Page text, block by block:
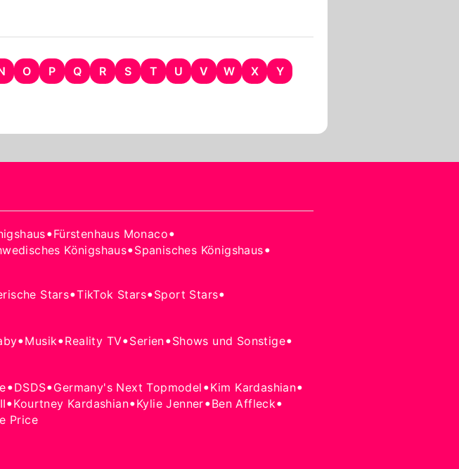
O P Q R S T U V W X
Y
•Fürstenhaus Monaco•
Königshaus•Spanisches Königshaus•
Stars•TikTok Stars•Sport Stars•
•Musik•Reality TV•Serien•Shows und Sonstige•
•DSDS•Germany's Next Topmodel •Kim Kardashian•
•Kourtney Kardashian•Kylie Jenner•Ben Affleck•
Price